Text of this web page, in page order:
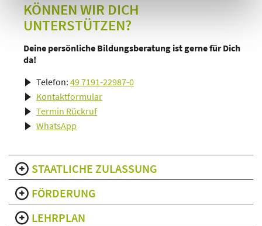
KÖNNEN WIR DICH
UNTERSTÜTZEN?
Deine persönliche Bildungsberatung ist gerne für Dich
da!
Telefon: 49 7191-22987-0
Kontaktformular
Termin Rückruf
WhatsApp
STAATLICHE ZULASSUNG
FÖRDERUNG
LEHRPLAN